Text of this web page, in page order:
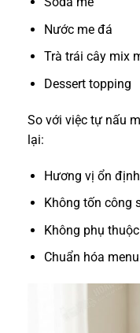
Nước me đá
Trà trái cây mix
Dessert topping
So với việc tự nấu
lại:
Hương vị ổn định
Không tốn công
Không phụ
Chuẩn hóa